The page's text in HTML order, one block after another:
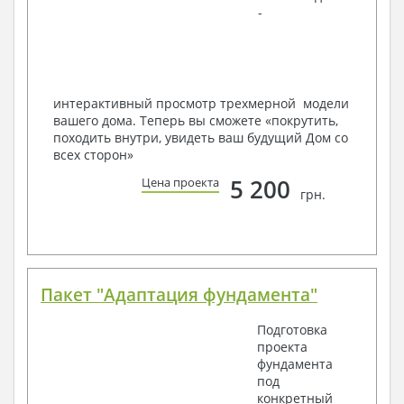
условий, за дополнительную плату.
Получить профессиональную консультацию у
наших специалистов, Вы можете любым
способом связи: закажите обратный звонок,
по viber, e-mail, телефон -
-
интерактивный просмотр трехмерной модели
вашего дома. Теперь вы сможете «покрутить,
походить внутри, увидеть ваш будущий Дом со
всех сторон»
Цена проекта 5 200 грн.
Пакет "Адаптация фундамента"
Подготовка
проекта
фундамента
под
конкретный